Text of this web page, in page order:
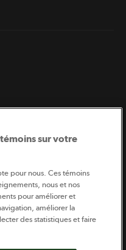
par Sollio Groupe Coopératif.
de la coopération agricole
sur votre
pour nous. Ces témoins
nous et nos
pour améliorer et
améliorer la
des statistiques et faire